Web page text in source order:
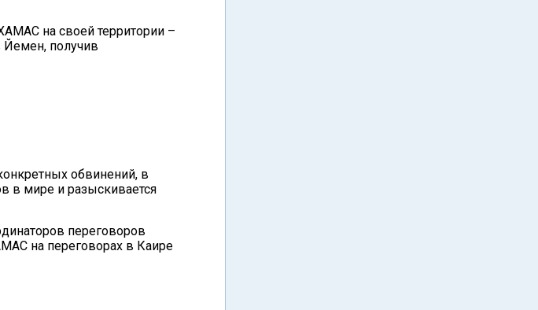
на своей территории –
Йемен, получив
обвинений, в
в мире и разыскивается
переговоров
на переговорах в Каире